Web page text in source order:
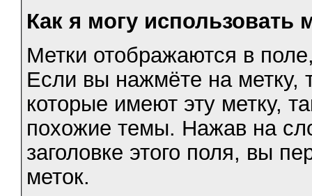
Как я могу использовать
Метки отображаются в
Если вы нажмёте на метку,
которые имеют эту метку,
похожие темы. Нажав на
заголовке этого поля, вы
меток.